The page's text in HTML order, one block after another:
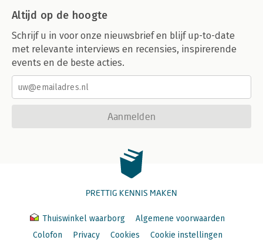
Altijd op de hoogte
Schrijf u in voor onze nieuwsbrief en blijf up-to-date
met relevante interviews en recensies, inspirerende
events en de beste acties.
Aanmelden
PRETTIG KENNIS MAKEN
Thuiswinkel waarborg
Algemene voorwaarden
Colofon
Privacy Cookies Cookie instellingen